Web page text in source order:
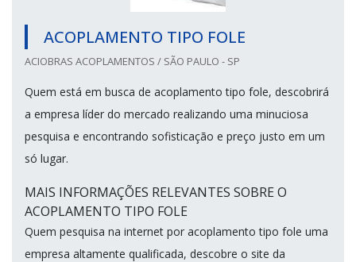
ACOPLAMENTO TIPO FOLE
ACIOBRAS ACOPLAMENTOS / SÃO PAULO - SP
Quem está em busca de acoplamento tipo fole, descobrirá
a empresa líder do mercado realizando uma minuciosa
pesquisa e encontrando sofisticação e preço justo em um
só lugar.
MAIS INFORMAÇÕES RELEVANTES SOBRE O
ACOPLAMENTO TIPO FOLE
Quem pesquisa na internet por acoplamento tipo fole uma
empresa altamente qualificada, descobre o site da